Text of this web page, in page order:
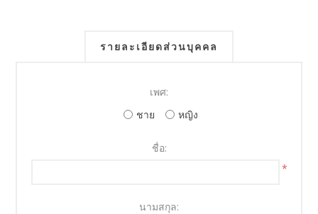
รายละเอียดส่วนบุคคล
เพศ:
ชาย
หญิง
ชื่อ:
*
นามสกุล: